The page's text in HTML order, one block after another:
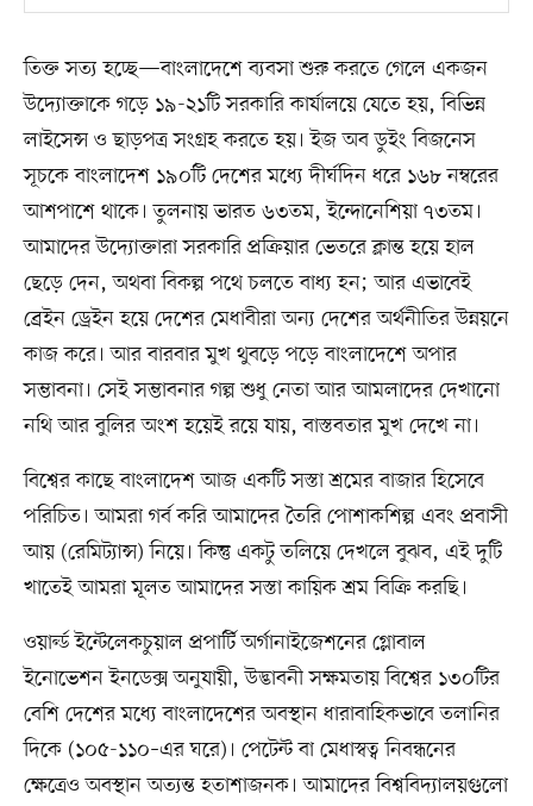
তিক্ত সত্য হচ্ছে—বাংলাদেশে ব্যবসা শুরু করতে গেলে একজন
উদ্যোক্তাকে গড়ে ১৯-২১টি সরকারি কার্যালয়ে যেতে হয়, বিভিন্ন
লাইসেন্স ও ছাড়পত্র সংগ্রহ করতে হয়। ইজ অব ডুইং বিজনেস
সূচকে বাংলাদেশ ১৯০টি দেশের মধ্যে দীর্ঘদিন ধরে ১৬৮ নম্বরের
আশপাশে থাকে। তুলনায় ভারত ৬৩তম, ইন্দোনেশিয়া ৭৩তম।
আমাদের উদ্যোক্তারা সরকারি প্রক্রিয়ার ভেতরে ক্লান্ত হয়ে হাল
ছেড়ে দেন, অথবা বিকল্প পথে চলতে বাধ্য হন; আর এভাবেই
ব্রেইন ড্রেইন হয়ে দেশের মেধাবীরা অন্য দেশের অর্থনীতির উন্নয়নে
কাজ করে। আর বারবার মুখ থুবড়ে পড়ে বাংলাদেশে অপার
সম্ভাবনা। সেই সম্ভাবনার গল্প শুধু নেতা আর আমলাদের দেখানো
নথি আর বুলির অংশ হয়েই রয়ে যায়, বাস্তবতার মুখ দেখে না।
বিশ্বের কাছে বাংলাদেশ আজ একটি সস্তা শ্রমের বাজার হিসেবে
পরিচিত। আমরা গর্ব করি আমাদের তৈরি পোশাকশিল্প এবং প্রবাসী
আয় (রেমিট্যান্স) নিয়ে। কিন্তু একটু তলিয়ে দেখলে বুঝব, এই দুটি
খাতেই আমরা মূলত আমাদের সস্তা কায়িক শ্রম বিক্রি করছি।
ওয়ার্ল্ড ইন্টেলেকচুয়াল প্রপার্টি অর্গানাইজেশনের গ্লোবাল
ইনোভেশন ইনডেক্স অনুযায়ী, উদ্ভাবনী সক্ষমতায় বিশ্বের ১৩০টির
বেশি দেশের মধ্যে বাংলাদেশের অবস্থান ধারাবাহিকভাবে তলানির
দিকে (১০৫-১১০–এর ঘরে)। পেটেন্ট বা মেধাস্বত্ব নিবন্ধনের
ক্ষেত্রেও অবস্থান অত্যন্ত হতাশাজনক। আমাদের বিশ্ববিদ্যালয়গুলো